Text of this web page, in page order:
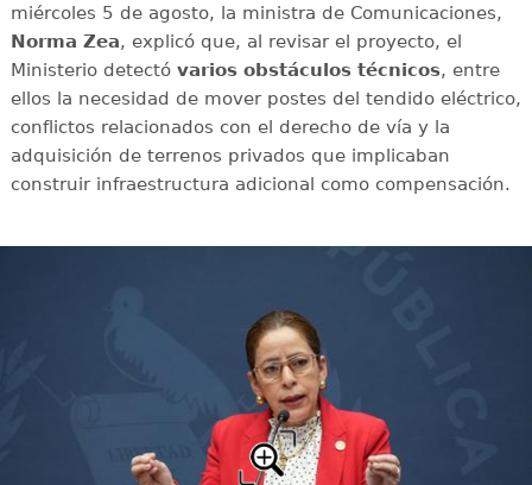
miércoles 5 de agosto, la ministra de Comunicaciones,
Norma Zea, explicó que, al revisar el proyecto, el
Ministerio detectó varios obstáculos técnicos, entre
ellos la necesidad de mover postes del tendido eléctrico,
conflictos relacionados con el derecho de vía y la
adquisición de terrenos privados que implicaban
construir infraestructura adicional como compensación.